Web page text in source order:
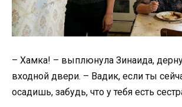
– Хамка! – выплюнула Зинаида,
входной двери. – Вадик, если ты
осадишь, забудь, что у тебя есть